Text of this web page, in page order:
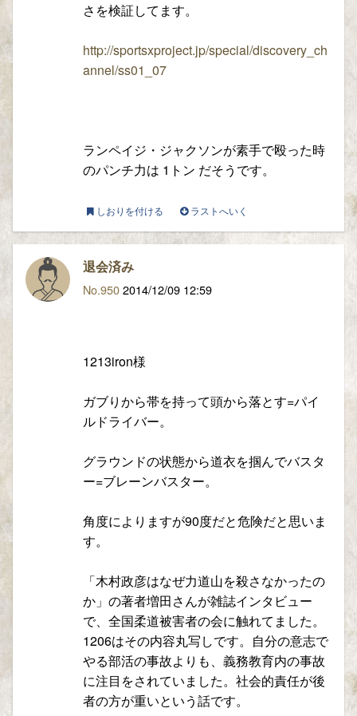
さを検証してます。
http://sportsxproject.jp/special/discovery_ch
annel/ss01_07
ランペイジ・ジャクソンが素手で殴った時
のパンチ力は 1トン だそうです。
しおりを付ける ラストへいく
退会済み
No.9502014/12/09 12:59
1213iron様
ガブりから帯を持って頭から落とす=パイ
ルドライバー。
グラウンドの状態から道衣を掴んでバスタ
ー=ブレーンバスター。
角度によりますが90度だと危険だと思いま
す。
「木村政彦はなぜ力道山を殺さなかったの
か」の著者増田さんが雑誌インタビュー
で、全国柔道被害者の会に触れてました。
1206はその内容丸写しです。自分の意志で
やる部活の事故よりも、義務教育内の事故
に注目をされていました。社会的責任が後
者の方が重いという話です。